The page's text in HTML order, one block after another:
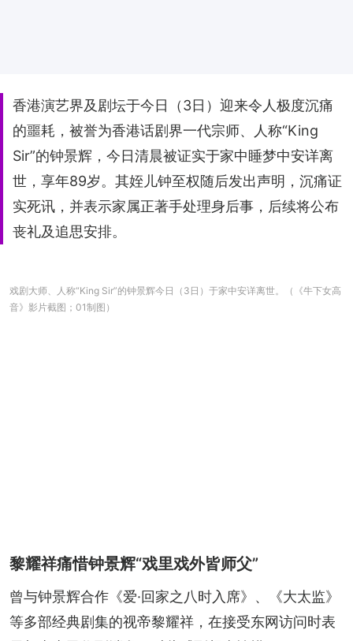
香港演艺界及剧坛于今日（3日）迎来令人极度沉痛
的噩耗，被誉为香港话剧界一代宗师、人称“King
Sir”的钟景辉，今日清晨被证实于家中睡梦中安详离
世，享年89岁。其姪儿钟至权随后发出声明，沉痛证
实死讯，并表示家属正著手处理身后事，后续将公布
丧礼及追思安排。
戏剧大师、人称“King Sir”的钟景辉今日（3日）于家中安详离世。（《牛下女高
音》影片截图；01制图）
黎耀祥痛惜钟景辉“戏里戏外皆师父”
曾与钟景辉合作《爱·回家之八时入席》、《大太监》
等多部经典剧集的视帝黎耀祥，在接受东网访问时表